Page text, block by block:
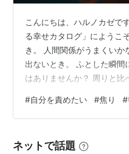
こんにちは、ハルノカゼで
る幸せカタログ」にようこ
き。 人間関係がうまくい
出ないとき。 ふとした瞬間
はありませんか？ 周りと比
ると、 どこかで立ち止まっ
ね。 今日は、 そんなとき
成長には、それぞれのペー
#自分を責めたい #焦り #
ネットで話題